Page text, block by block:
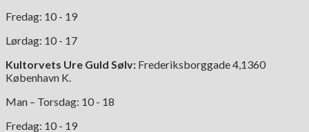
Fredag: 10 - 19
Lørdag: 10 - 17
Kultorvets Ure Guld Sølv: Frederiksborggade 4,1360
København K.
Man – Torsdag: 10 - 18
Fredag: 10 - 19